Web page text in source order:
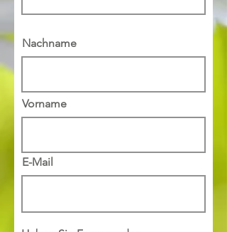
Nachname
Vorname
E-Mail